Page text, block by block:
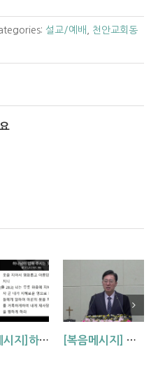
설교/예배
천안교회동
[복음메시지]하나님이 입혀주시는 옷 (창 3:7,21) [복음메시지] 엘리야 때(사도시대)처럼 (왕하 2:1-14)